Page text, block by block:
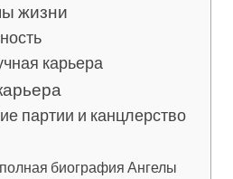
жизни
карьера
партии и канцлерство
биография Ангелы